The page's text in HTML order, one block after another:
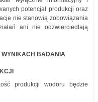
potencjał produkcji oraz
nie stanowią zobowiązania
ani nie odzwierciedlają
WYNIKACH BADANIA
produkcji wodoru będzie